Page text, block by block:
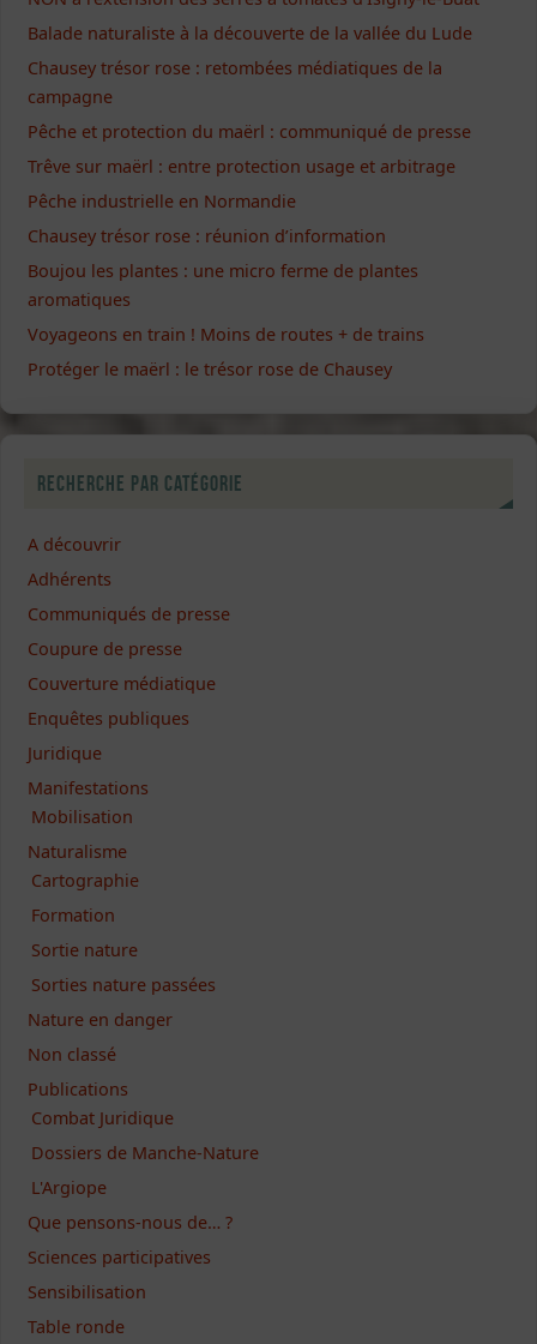
Balade naturaliste à la découverte de la vallée du Lude
Chausey trésor rose : retombées médiatiques de la
campagne
Pêche et protection du maërl : communiqué de presse
Trêve sur maërl : entre protection usage et arbitrage
Pêche industrielle en Normandie
Chausey trésor rose : réunion d’information
Boujou les plantes : une micro ferme de plantes
aromatiques
Voyageons en train ! Moins de routes + de trains
Protéger le maërl : le trésor rose de Chausey
Recherche par catégorie
A découvrir
Adhérents
Communiqués de presse
Coupure de presse
Couverture médiatique
Enquêtes publiques
Juridique
Manifestations
Mobilisation
Naturalisme
Cartographie
Formation
Sortie nature
Sorties nature passées
Nature en danger
Non classé
Publications
Combat Juridique
Dossiers de Manche-Nature
L'Argiope
Que pensons-nous de… ?
Sciences participatives
Sensibilisation
Table ronde